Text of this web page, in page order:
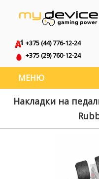
+375 (44) 776-12-24
+375 (29) 760-12-24
МЕНЮ
Накладки на